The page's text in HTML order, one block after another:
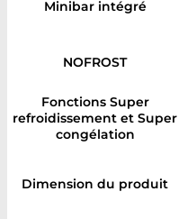
Minibar intégré
NOFROST
Fonctions Super
refroidissement et Super
congélation
Dimension du produit